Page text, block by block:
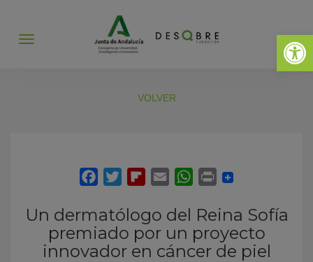
Abrir
Abrir
VOLVER
Un dermatólogo del Reina Sofía
premiado por un proyecto
innovador en cáncer de piel